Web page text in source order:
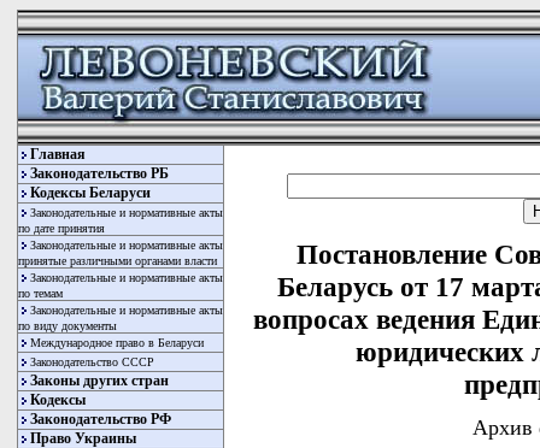
Главная
Законодательство РБ
Кодексы Беларуси
Законодательные и нормативные акты
по дате принятия
Законодательные и нормативные акты
принятые различными органами власти
Законодательные и нормативные акты
по темам
Законодательные и нормативные акты
по виду документы
Международное право в Беларуси
Законодательство СССР
Законы других стран
Кодексы
Законодательство РФ
Право Украины
Постановление
Беларусь от 17
вопросах ведения
юридических
Архив